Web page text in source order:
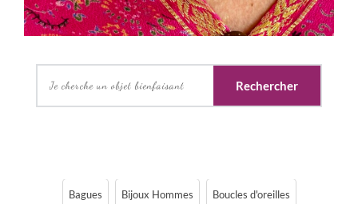
Rechercher
Bagues Bijoux Hommes Boucles d'oreilles